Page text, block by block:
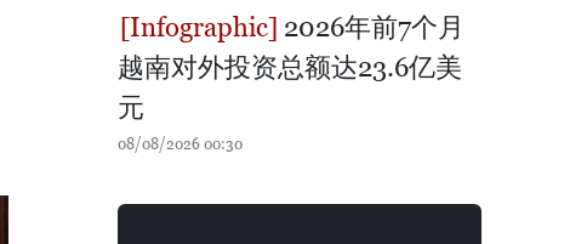
2026年前7个月
越南对外投资总额达23.6亿美
元
08/08/2026 00:30